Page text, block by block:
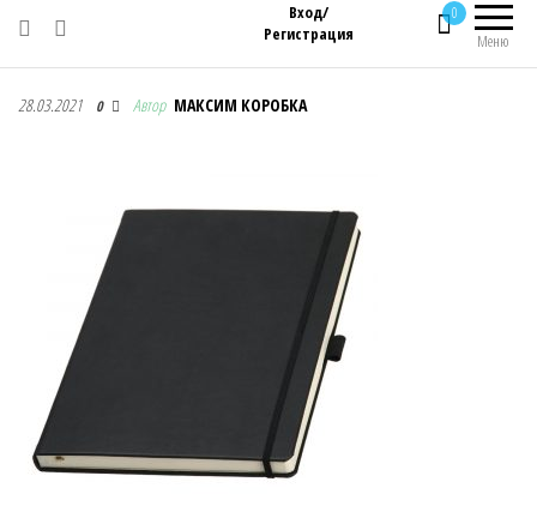
Меню
0
Вход/
Регистрация
Первая Украинская Сувенирная Компания
28.03.2021 0 Автор МАКСИМ КОРОБКА